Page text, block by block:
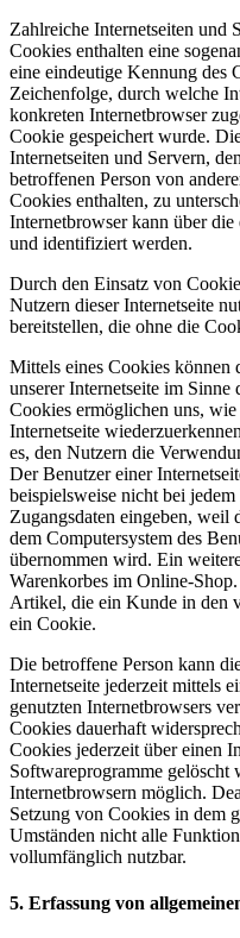
Zahlreiche Internetseiten und
Cookies enthalten eine
eine eindeutige Kennung des
Zeichenfolge, durch welche
konkreten Internetbrowser
Cookie gespeichert wurde.
Internetseiten und Servern,
betroffenen Person von
Cookies enthalten, zu
Internetbrowser kann über
und identifiziert werden.
Durch den Einsatz von
Nutzern dieser Internetseite
bereitstellen, die ohne die
Mittels eines Cookies können
unserer Internetseite im
Cookies ermöglichen uns,
Internetseite
es, den Nutzern die
Der Benutzer einer
beispielsweise nicht bei
Zugangsdaten eingeben, weil
dem Computersystem des
übernommen wird. Ein
Warenkorbes im Online-
Artikel, die ein Kunde in den
ein Cookie.
Die betroffene Person kann
Internetseite jederzeit mittels
genutzten Internetbrowsers
Cookies dauerhaft
Cookies jederzeit über einen
Softwareprogramme gelöscht
Internetbrowsern möglich.
Setzung von Cookies in dem
Umständen nicht alle
vollumfänglich nutzbar.
5. Erfassung von